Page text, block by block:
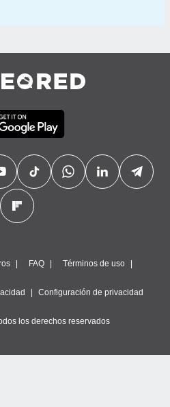
FAQ Términos de uso
Configuración de privacidad
los derechos reservados